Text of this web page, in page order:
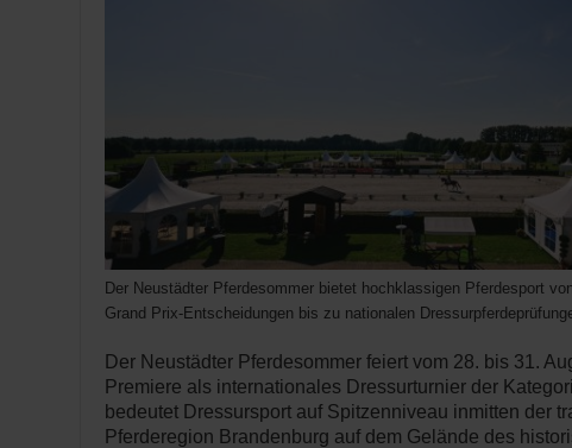
Der Neustädter Pferdesommer bietet hochklassigen Pferdesport
Grand Prix-Entscheidungen bis zu nationalen
Der Neustädter Pferdesommer feiert vom 28. bis 31.
Premiere als internationales Dressurturnier der
bedeutet Dressursport auf Spitzenniveau inmitten der
Pferderegion Brandenburg auf dem Gelände des